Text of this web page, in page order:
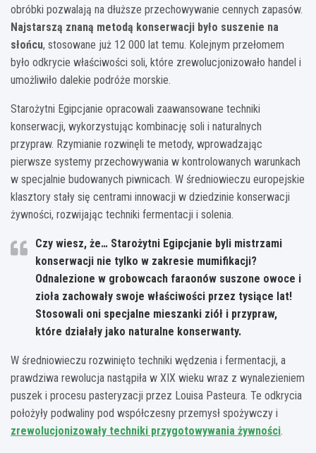
obróbki pozwalają na dłuższe przechowywanie cennych zapasów.
Najstarszą znaną metodą konserwacji było suszenie na
słońcu, stosowane już 12 000 lat temu. Kolejnym przełomem
było odkrycie właściwości soli, które zrewolucjonizowało handel i
umożliwiło dalekie podróże morskie.
Starożytni Egipcjanie opracowali zaawansowane techniki
konserwacji, wykorzystując kombinację soli i naturalnych
przypraw. Rzymianie rozwinęli te metody, wprowadzając
pierwsze systemy przechowywania w kontrolowanych warunkach
w specjalnie budowanych piwnicach. W średniowieczu europejskie
klasztory stały się centrami innowacji w dziedzinie konserwacji
żywności, rozwijając techniki fermentacji i solenia.
Czy wiesz, że… Starożytni Egipcjanie byli mistrzami
konserwacji nie tylko w zakresie mumifikacji?
Odnalezione w grobowcach faraonów suszone owoce i
zioła zachowały swoje właściwości przez tysiące lat!
Stosowali oni specjalne mieszanki ziół i przypraw,
które działały jako naturalne konserwanty.
W średniowieczu rozwinięto techniki wędzenia i fermentacji, a
prawdziwa rewolucja nastąpiła w XIX wieku wraz z wynalezieniem
puszek i procesu pasteryzacji przez Louisa Pasteura. Te odkrycia
położyły podwaliny pod współczesny przemysł spożywczy i
zrewolucjonizowały techniki przygotowywania żywności.